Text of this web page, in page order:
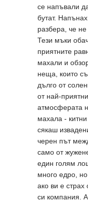
се напъвали
бутат.
разбера, че
Тези мъки
приятните
махали и
неща, които
дълго от
от най-
атмосферата
махала -
сякаш
черен път
само от
един голям
много едро,
ако ви е страх
си компания.